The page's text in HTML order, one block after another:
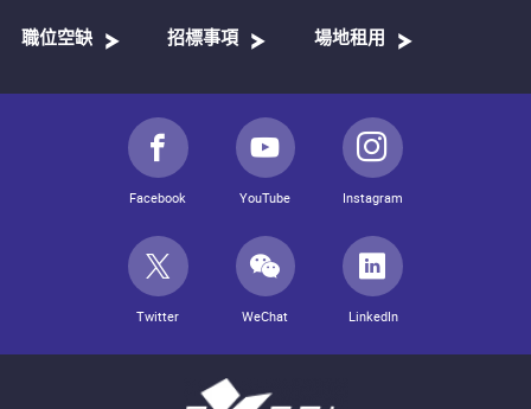
職位空缺 招標事項 場地租用
Facebook YouTube Instagram
Twitter WeChat LinkedIn